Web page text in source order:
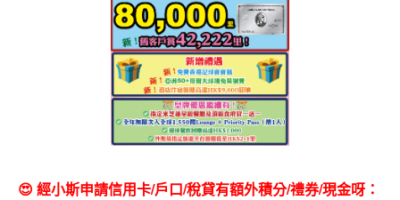
😍 經小斯申請信用卡/戶口/稅貸有額外積分/禮券/現金呀：